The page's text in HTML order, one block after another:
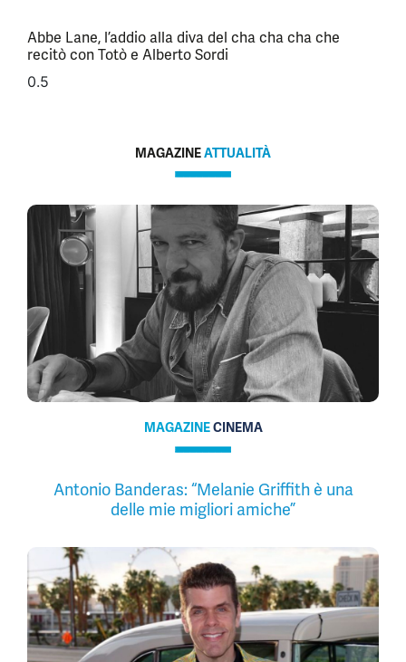
Abbe Lane, l’addio alla diva del cha cha cha che
recitò con Totò e Alberto Sordi
MAGAZINEATTUALITÀ
MAGAZINECINEMA
Antonio Banderas: “Melanie Griffith è una
delle mie migliori amiche”